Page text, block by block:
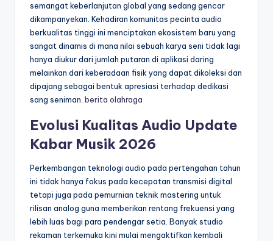
semangat keberlanjutan global yang sedang gencar
dikampanyekan. Kehadiran komunitas pecinta audio
berkualitas tinggi ini menciptakan ekosistem baru yang
sangat dinamis di mana nilai sebuah karya seni tidak lagi
hanya diukur dari jumlah putaran di aplikasi daring
melainkan dari keberadaan fisik yang dapat dikoleksi dan
dipajang sebagai bentuk apresiasi terhadap dedikasi
sang seniman. berita olahraga
Evolusi Kualitas Audio Update
Kabar Musik 2026
Perkembangan teknologi audio pada pertengahan tahun
ini tidak hanya fokus pada kecepatan transmisi digital
tetapi juga pada pemurnian teknik mastering untuk
rilisan analog guna memberikan rentang frekuensi yang
lebih luas bagi para pendengar setia. Banyak studio
rekaman terkemuka kini mulai mengaktifkan kembali